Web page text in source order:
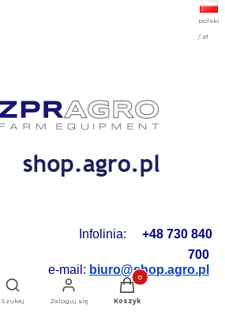
polski
/ zł
Infolinia: +48 730 840
700
e-mail: biuro@shop.agro.pl
Otwórz wyszukiwarkę
Szukaj Zaloguj się
Produkty w koszyku: 0.
Koszyk